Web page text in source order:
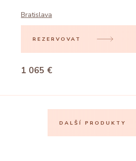
Bratislava
REZERVOVAT
1 065 €
DALŠÍ PRODUKTY